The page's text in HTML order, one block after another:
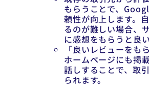
もらうことで、
頼性が向上します。
るのが難しい場合、
に感想をもらうと良
「良いレビューをも
ホームページにも掲
話しすることで、取
られます。